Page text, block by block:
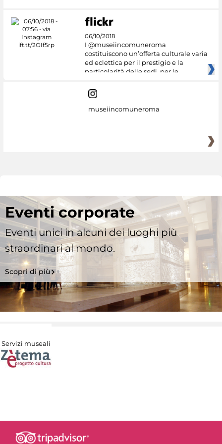
06/10/2018
I @museiincomuneroma
costituiscono un’offerta culturale varia
ed eclettica per il prestigio e la
particolarità delle sedi, per le
museiincomuneroma
Eventi corporate
Eventi unici in alcuni dei luoghi più
straordinari al mondo.
Scopri di più
Servizi museali